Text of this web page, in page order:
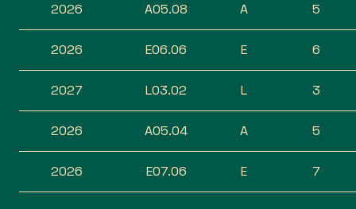
2026 A05.08 A 5
2026 E06.06 E 6
2027 L03.02 L 3
2026 A05.04 A 5
2026 E07.06 E 7